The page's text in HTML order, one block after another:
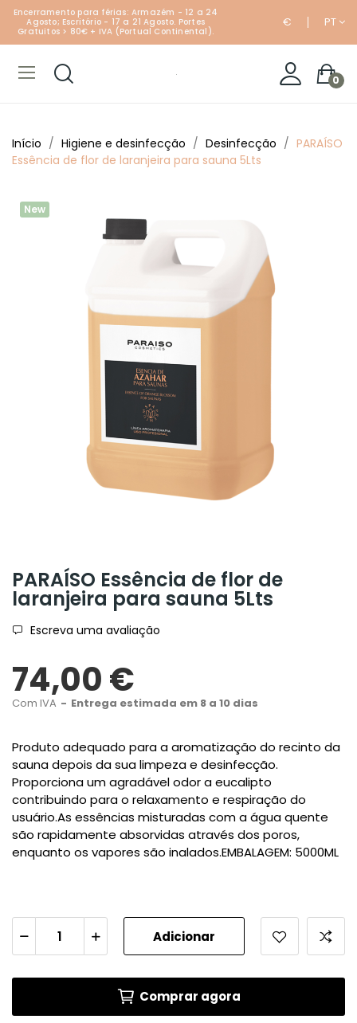
Encerramento para férias: Armazém - 12 a 24
Agosto; Escritório - 17 a 21 Agosto. Portes
Gratuitos > 80€ + IVA (Portual Continental).
€ PT
0
Início Higiene e desinfecção Desinfecção
PARAÍSO
Essência de flor de laranjeira para sauna 5Lts
New
PARAÍSO Essência de flor de
laranjeira para sauna 5Lts
Escreva uma avaliação
74,00 €
Com IVA Entrega estimada em 8 a 10 dias
Produto adequado para a aromatização do recinto da
sauna depois da sua limpeza e desinfecção.
Proporciona um agradável odor a eucalipto
contribuindo para o relaxamento e respiração do
usuário.As essências misturadas com a água quente
são rapidamente absorvidas através dos poros,
enquanto os vapores são inalados.EMBALAGEM: 5000ML
Adicionar
Comprar agora